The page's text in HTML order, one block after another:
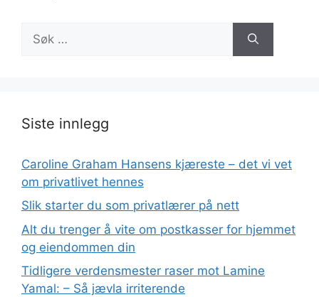
etter:
Siste innlegg
Caroline Graham Hansens kjæreste – det vi vet
om privatlivet hennes
Slik starter du som privatlærer på nett
Alt du trenger å vite om postkasser for hjemmet
og eiendommen din
Tidligere verdensmester raser mot Lamine
Yamal: – Så jævla irriterende